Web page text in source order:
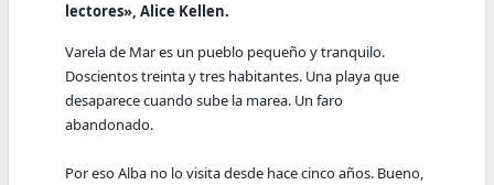
lectores», Alice Kellen.
Varela de Mar es un pueblo pequeño y tranquilo.
Doscientos treinta y tres habitantes. Una playa que
desaparece cuando sube la marea. Un faro
abandonado.
Por eso Alba no lo visita desde hace cinco años. Bueno,